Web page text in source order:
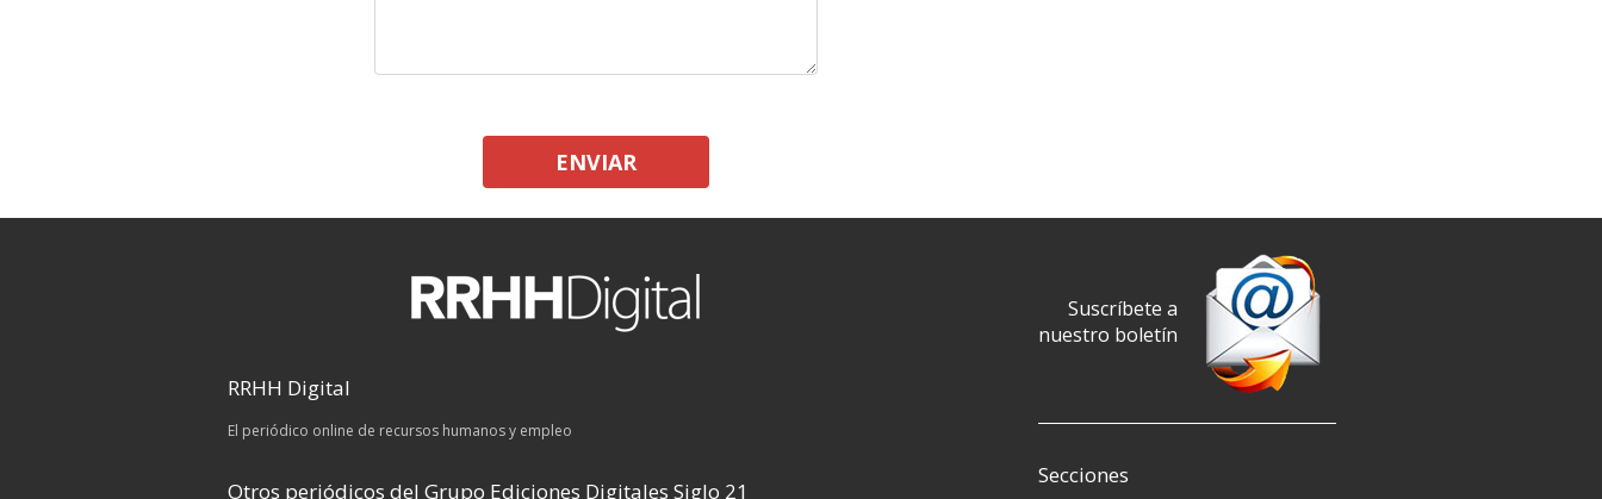
ENVIAR
RRHH Digital
El periódico online de recursos humanos y empleo
Otros periódicos del Grupo Ediciones Digitales Siglo 21
Suscríbete a
nuestro boletín
Secciones